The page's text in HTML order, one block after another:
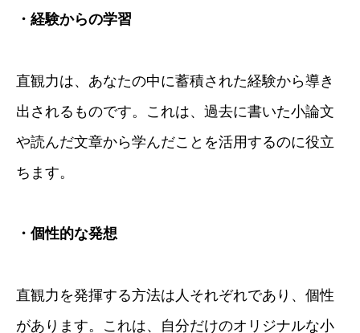
・経験からの学習
直観力は、あなたの中に蓄積された経験から導き
出されるものです。これは、過去に書いた小論文
や読んだ文章から学んだことを活用するのに役立
ちます。
・個性的な発想
直観力を発揮する方法は人それぞれであり、個性
があります。これは、自分だけのオリジナルな小